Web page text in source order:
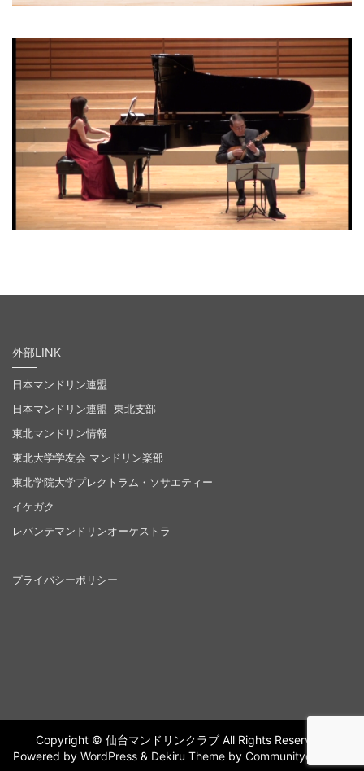
外部LINK
日本マンドリン連盟
日本マンドリン連盟 東北支部
東北マンドリン情報
東北大学学友会 マンドリン楽部
東北学院大学プレクトラム・ソサエティー
イケガク
レバンテマンドリンオーケストラ
プライバシーポリシー
Copyright © 仙台マンドリンクラブ All Rights Reserved.
Powered by WordPress & Dekiru Theme by Communitycom,Inc.